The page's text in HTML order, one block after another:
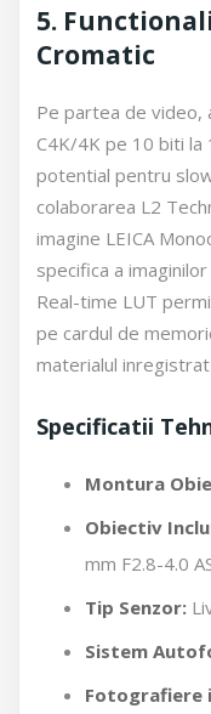
5.
Cromatic
Pe partea de video,
C4K/4K pe 10 biti
potential pentru
colaborarea L2
imagine LEICA
specifica a
Real-time LUT
pe cardul de
materialul inregistrat
Specificatii
Montura
Obiectiv
mm F2.8-4.0
Tip Senzor:
Sistem
Fotografiere